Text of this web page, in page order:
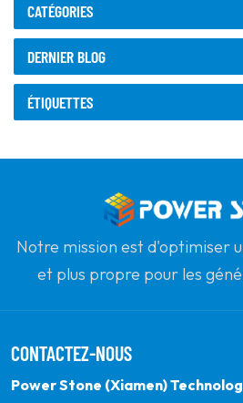
CATÉGORIES
DERNIER BLOG
ÉTIQUETTES
Notre mission est d'optimiser
et plus propre pour les
propre et de votre partenaire
pour la qualité, le
CONTACTEZ-NOUS
Power Stone (Xiamen)